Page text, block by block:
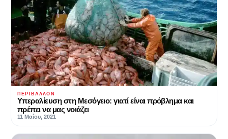
ΠΕΡΙΒΆΛΛΟΝ
Υπεραλίευση στη Μεσόγειο: γιατί είναι πρόβλημα και
πρέπει να μας νοιάζει
11 Μαΐου, 2021